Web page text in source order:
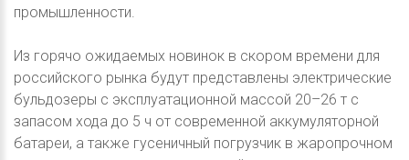
промышленности.
Из горячо ожидаемых новинок в скором времени для
российского рынка будут представлены электрические
бульдозеры с эксплуатационной массой 20–26 т с
запасом хода до 5 ч от современной аккумуляторной
батареи, а также гусеничный погрузчик в жаропрочном